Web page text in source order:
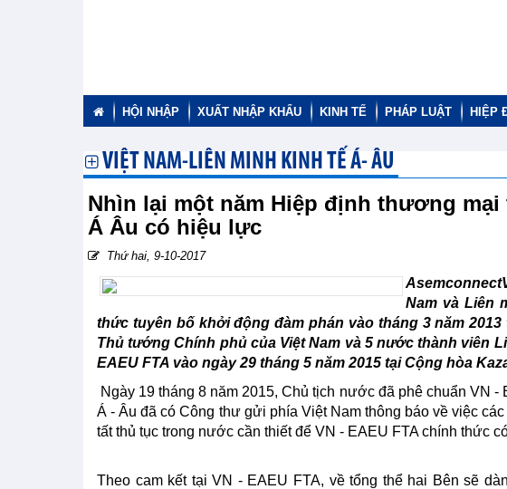
HỘI NHẬP XUẤT NHẬP KHẨU KINH TẾ PHÁP LUẬT HIỆP
VIỆT NAM-LIÊN MINH KINH TẾ Á- ÂU
Nhìn lại một năm Hiệp định thương
Á Âu có hiệu lực
Thứ hai, 9-10-2017
Nam và Liên
thức tuyên bố khởi động đàm phán vào tháng 3 năm
Thủ tướng Chính phủ của Việt Nam và 5 nước thành viên
EAEU FTA vào ngày 29 tháng 5 năm 2015 tại Cộng hòa
Ngày 19 tháng 8 năm 2015, Chủ tịch nước đã phê chuẩn VN
Á - Âu đã có Công thư gửi phía Việt Nam thông báo về việc
tất thủ tục trong nước cần thiết để VN - EAEU FTA chính thức
Theo cam kết tại VN - EAEU FTA, về tổng thể hai Bên sẽ